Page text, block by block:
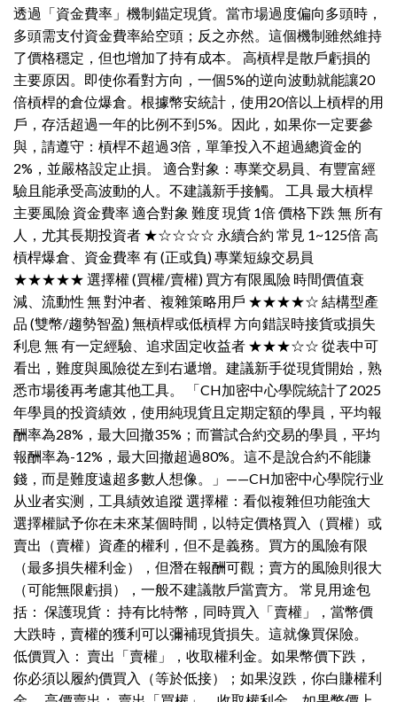
透過「資金費率」機制錨定現貨。當市場過度偏向多頭時，
多頭需支付資金費率給空頭；反之亦然。這個機制雖然維持
了價格穩定，但也增加了持有成本。 高槓桿是散戶虧損的
主要原因。即使你看對方向，一個5%的逆向波動就能讓20
倍槓桿的倉位爆倉。根據幣安統計，使用20倍以上槓桿的用
戶，存活超過一年的比例不到5%。因此，如果你一定要參
與，請遵守：槓桿不超過3倍，單筆投入不超過總資金的
2%，並嚴格設定止損。 適合對象：專業交易員、有豐富經
驗且能承受高波動的人。不建議新手接觸。 工具 最大槓桿
主要風險 資金費率 適合對象 難度 現貨 1倍 價格下跌 無 所有
人，尤其長期投資者 ★☆☆☆☆ 永續合約 常見 1~125倍 高
槓桿爆倉、資金費率 有 (正或負) 專業短線交易員
★★★★★ 選擇權 (買權/賣權) 買方有限風險 時間價值衰
減、流動性 無 對沖者、複雜策略用戶 ★★★★☆ 結構型產
品 (雙幣/趨勢智盈) 無槓桿或低槓桿 方向錯誤時接貨或損失
利息 無 有一定經驗、追求固定收益者 ★★★☆☆ 從表中可
看出，難度與風險從左到右遞增。建議新手從現貨開始，熟
悉市場後再考慮其他工具。 「CH加密中心學院統計了2025
年學員的投資績效，使用純現貨且定期定額的學員，平均報
酬率為28%，最大回撤35%；而嘗試合約交易的學員，平均
報酬率為-12%，最大回撤超過80%。這不是說合約不能賺
錢，而是難度遠超多數人想像。」——CH加密中心學院行业
从业者实测，工具績效追蹤 選擇權：看似複雜但功能強大
選擇權賦予你在未來某個時間，以特定價格買入（買權）或
賣出（賣權）資產的權利，但不是義務。買方的風險有限
（最多損失權利金），但潛在報酬可觀；賣方的風險則很大
（可能無限虧損），一般不建議散戶當賣方。 常見用途包
括： 保護現貨： 持有比特幣，同時買入「賣權」，當幣價
大跌時，賣權的獲利可以彌補現貨損失。這就像買保險。
低價買入： 賣出「賣權」，收取權利金。如果幣價下跌，
你必須以履約價買入（等於低接）；如果沒跌，你白賺權利